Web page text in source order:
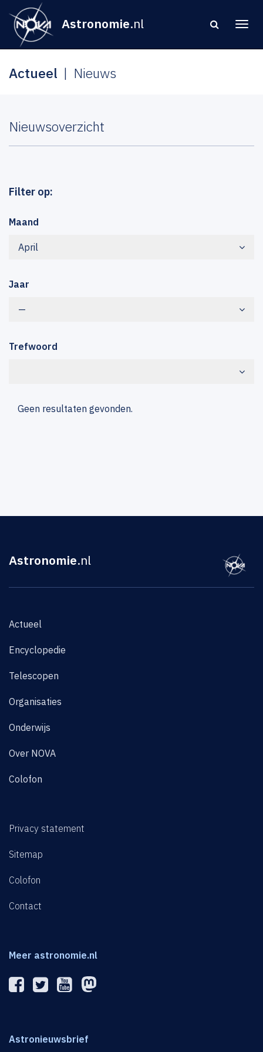
Astronomie.nl
Actueel Nieuws
Nieuwsoverzicht
Filter op:
Maand
April
Jaar
—
Trefwoord
Geen resultaten gevonden.
Astronomie.nl
Actueel
Encyclopedie
Telescopen
Organisaties
Onderwijs
Over NOVA
Colofon
Privacy statement
Sitemap
Colofon
Contact
Meer astronomie.nl
Astronieuwsbrief